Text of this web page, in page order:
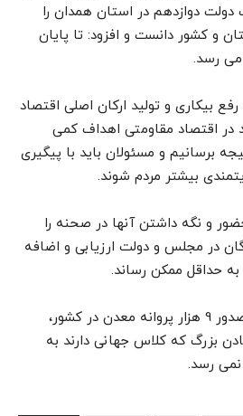
نخست دولت دوازدهم در استان همدان را
و کشور دانست و افزود: تا پایان
بیکاری و تولید ارکان اصلی اقتصاد
در اقتصاد مقاومتی اهداف کمی
برسانیم و مسئولان باید با پیگیری
بیشتر مردم شوند.
و نگه داشتن آنها در صحنه را
در مجلس و دولت ارزیابی و اضافه
به حداقل ممکن رساند.
شریعتمداری با اشاره به صدور 9 هزار پروانه معدن در کشور،
بزرگ که کلاس جهانی دارند به
رسد.